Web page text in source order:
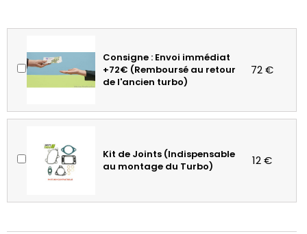
Consigne : Envoi immédiat
+72€ (Remboursé au retour
de l'ancien turbo)
72 €
Kit de Joints (Indispensable
au montage du Turbo)
12 €